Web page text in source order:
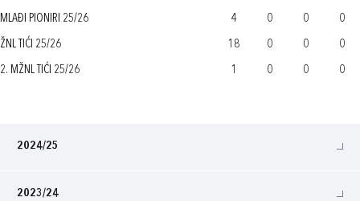
MLAĐI PIONIRI 25/26 4 0 0 0
ŽNL TIĆI 25/26 18 0 0 0
2. MŽNL TIĆI 25/26 1 0 0 0
2024/25
2023/24